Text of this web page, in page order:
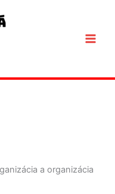
a organizácia